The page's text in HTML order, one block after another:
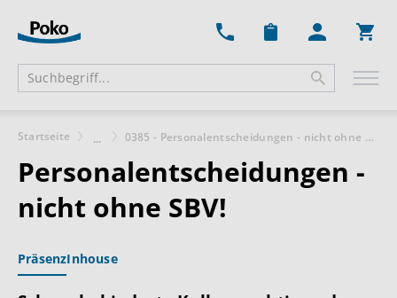
Startseite ... 0385 - Personalentscheidungen - nicht ohne SBV!
Personalentscheidungen -
nicht ohne SBV!
PräsenzInhouse